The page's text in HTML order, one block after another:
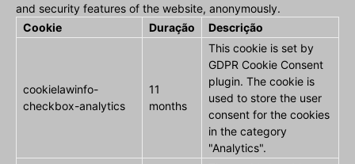
and security features of the website, anonymously.
Cookie
Duração Descrição
cookielawinfo-
checkbox-analytics
11
months
This cookie is set by
GDPR Cookie Consent
plugin. The cookie is
used to store the user
consent for the cookies
in the category
"Analytics".